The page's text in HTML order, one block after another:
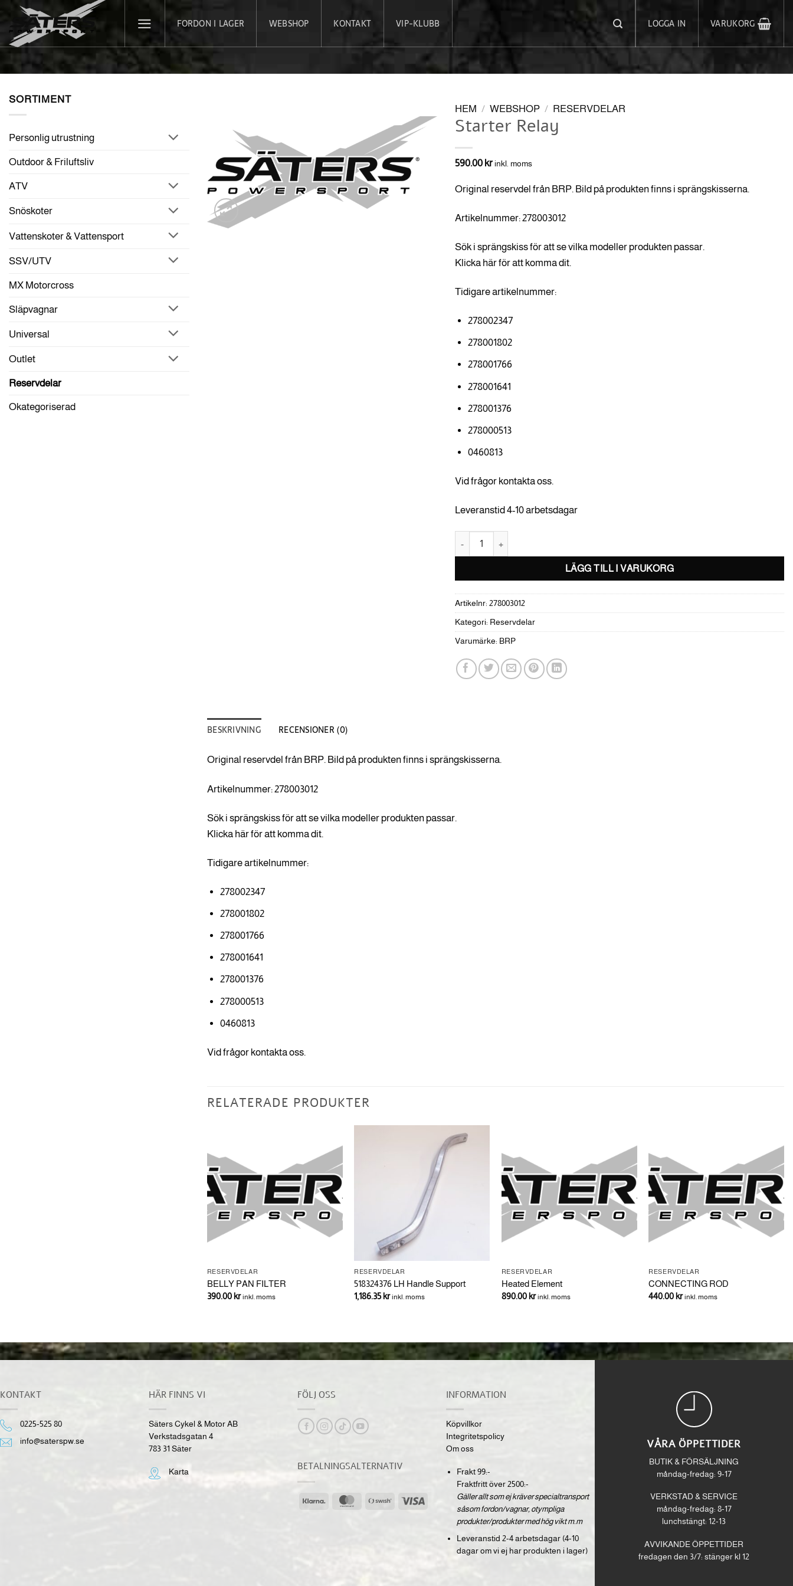
content
FORDON I LAGER WEBSHOP KONTAKT VIP-KLUBB LOGGA IN VARUKORG
SORTIMENT
Personlig utrustning
Outdoor & Friluftsliv
ATV
Snöskoter
Vattenskoter & Vattensport
SSV/UTV
MX Motorcross
Släpvagnar
Universal
Outlet
Reservdelar
Okategoriserad
HEM / WEBSHOP / RESERVDELAR
Starter Relay
590.00 kr inkl. moms
Original reservdel från BRP. Bild på produkten finns i sprängskisserna.
Artikelnummer: 278003012
Sök i sprängskiss för att se vilka modeller produkten passar.
Klicka här för att komma dit.
Tidigare artikelnummer:
278002347
278001802
278001766
278001641
278001376
278000513
0460813
Vid frågor kontakta oss.
Leveranstid 4-10 arbetsdagar
LÄGG TILL I VARUKORG
Artikelnr: 278003012
Kategori: Reservdelar
Varumärke: BRP
BESKRIVNING RECENSIONER (0)
Original reservdel från BRP. Bild på produkten finns i sprängskisserna.
Artikelnummer: 278003012
Sök i sprängskiss för att se vilka modeller produkten passar.
Klicka här för att komma dit.
Tidigare artikelnummer:
278002347
278001802
278001766
278001641
278001376
278000513
0460813
Vid frågor kontakta oss.
RELATERADE PRODUKTER
RESERVDELAR
BELLY PAN FILTER
390.00 kr inkl. moms
RESERVDELAR
518324376 LH Handle Support
1,186.35kr inkl. moms
RESERVDELAR
Heated Element
890.00 kr inkl. moms
RESERVDELAR
CONNECTING ROD
440.00 kr inkl. moms
KONTAKT
0225-525 80
info@saterspw.se
HÄR FINNS VI
Säters Cykel & Motor AB
Verkstadsgatan 4
783 31 Säter
Karta
FÖLJ OSS
BETALNINGSALTERNATIV
Klarna MasterCardSwish
INFORMATION
Köpvillkor
Integritetspolicy
Om oss
Frakt 99:-
Fraktfritt över 2500:-
Gäller allt som ej kräver specialtransport
såsom fordon/vagnar, otympliga
produkter/produkter med hög vikt m.m
Leveranstid 2-4 arbetsdagar (4-10
dagar om vi ej har produkten i lager)
VÅRA ÖPPETTIDER
BUTIK & FÖRSÄLJNING
måndag-fredag: 9-17
VERKSTAD & SERVICE
måndag-fredag: 8-17
lunchstängt: 12-13
AVVIKANDE ÖPPETTIDER
fredagen den 3/7: stänger kl 12